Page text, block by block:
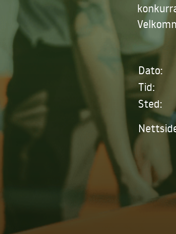
Dato:
Tid:
Sted: